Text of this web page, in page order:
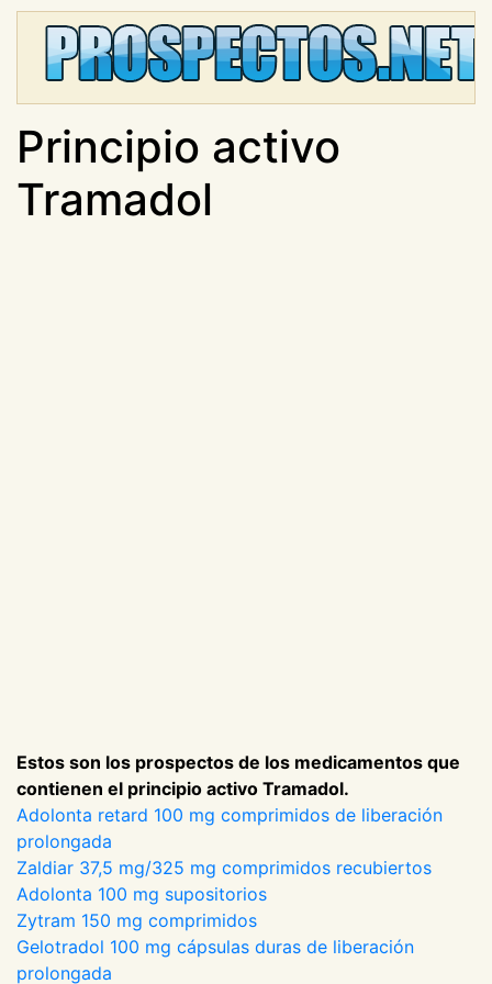
Principio activo
Tramadol
Estos son los prospectos de los medicamentos que
contienen el principio activo Tramadol.
Adolonta retard 100 mg comprimidos de liberación
prolongada
Zaldiar 37,5 mg/325 mg comprimidos recubiertos
Adolonta 100 mg supositorios
Zytram 150 mg comprimidos
Gelotradol 100 mg cápsulas duras de liberación
prolongada